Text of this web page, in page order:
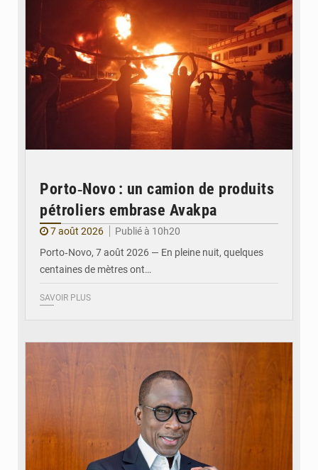
Porto‑Novo : un camion de produits
pétroliers embrase Avakpa
7 août 2026
Publié à 10h20
Porto‑Novo, 7 août 2026 — En pleine nuit, quelques
centaines de mètres ont…
SAVOIR PLUS